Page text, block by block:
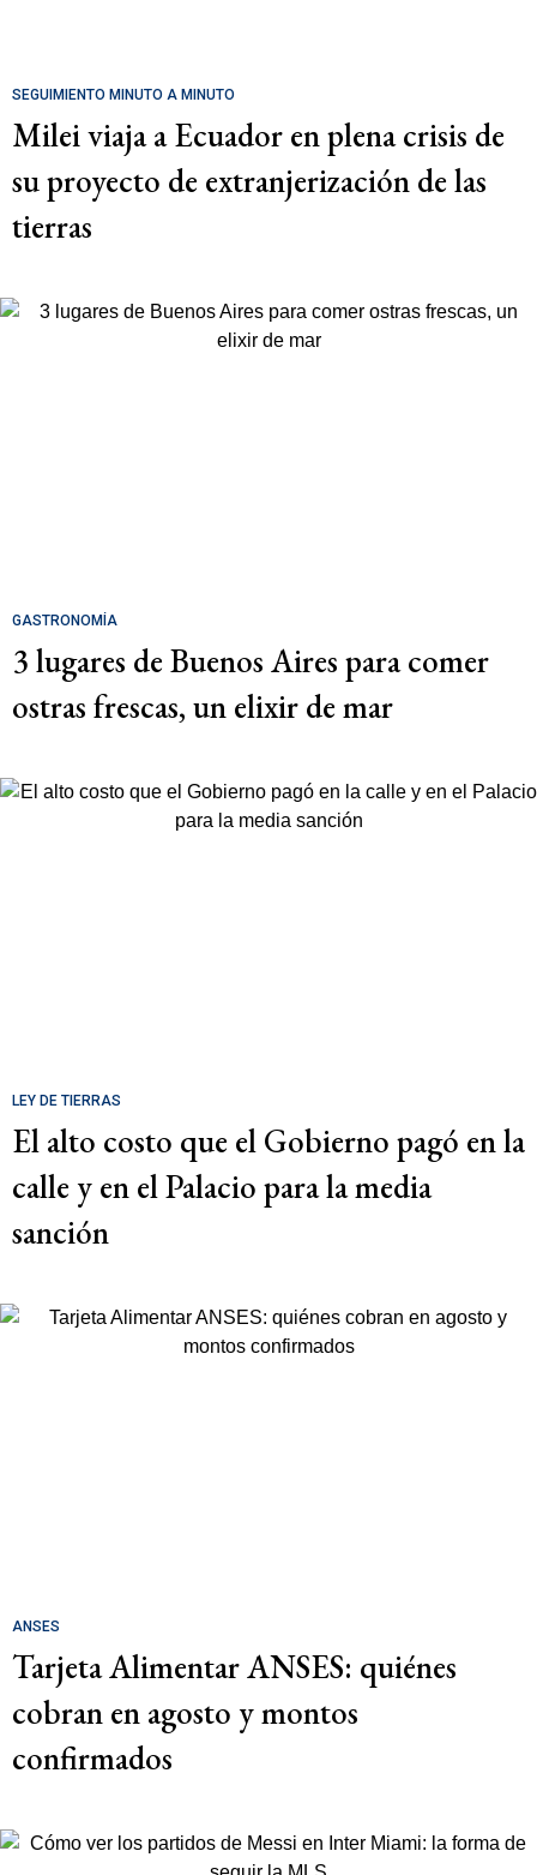
SEGUIMIENTO MINUTO A MINUTO
Milei viaja a Ecuador en plena crisis de
su proyecto de extranjerización de las
tierras
GASTRONOMÍA
3 lugares de Buenos Aires para comer
ostras frescas, un elixir de mar
LEY DE TIERRAS
El alto costo que el Gobierno pagó en la
calle y en el Palacio para la media
sanción
ANSES
Tarjeta Alimentar ANSES: quiénes
cobran en agosto y montos
confirmados